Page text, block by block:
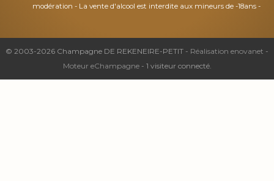
modération - La vente d'alcool est interdite aux mineurs de -18ans -
© 2003-2026 Champagne DE REKENEIRE-PETIT - Réalisation enovanet -
Moteur eChampagne- 1 visiteur connecté.